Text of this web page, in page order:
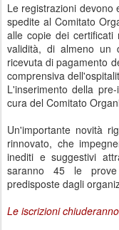
Le registrazioni devono
spedite al Comitato
alle copie dei
validità, di almeno un
ricevuta di pagamento
comprensiva
L'inserimento della
cura del Comitato
Un'importante novità
rinnovato, che
inediti e suggestivi
saranno 45 le
predisposte dagli
Le iscrizioni